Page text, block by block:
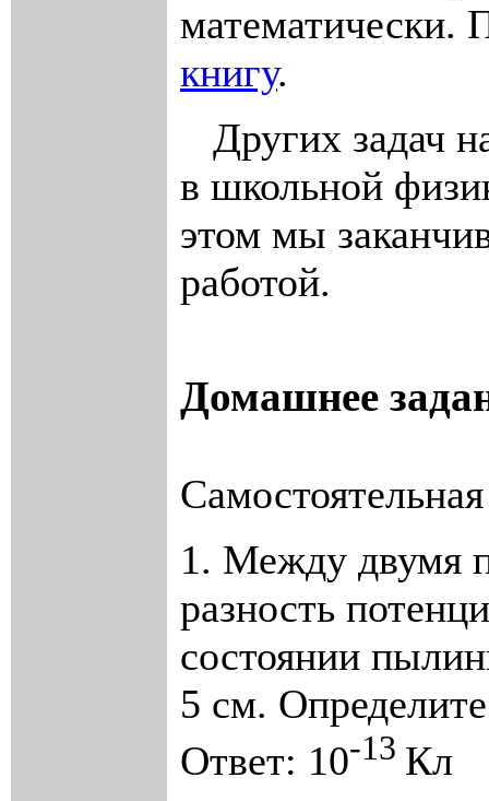
математически.
книгу.
Других задач
в школьной
этом мы
работой.
Домашнее
1. Между двумя
разность
состоянии
5 см.
Ответ: 10-13 Кл